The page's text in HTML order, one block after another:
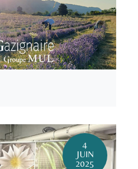
4
JUIN
2025